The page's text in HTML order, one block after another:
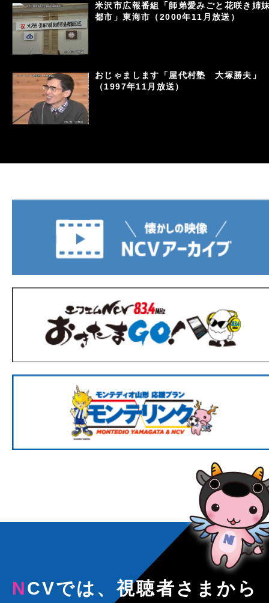
米沢市広報番組「師弟愛みごと花咲き姉
都市」東海市（2000年11月放送）
おじゃまします「屋代村塾 大塚勝夫」
（1997年11月放送）
NCVでは、視聴者さまから